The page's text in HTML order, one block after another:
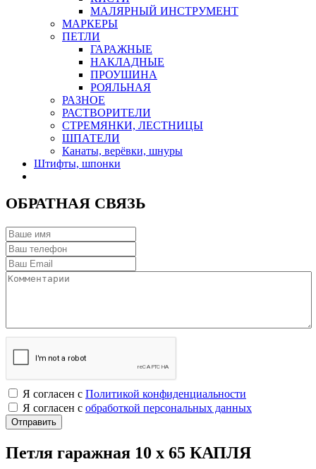
МАЛЯРНЫЙ ИНСТРУМЕНТ
МАРКЕРЫ
ПЕТЛИ
ГАРАЖНЫЕ
НАКЛАДНЫЕ
ПРОУШИНА
РОЯЛЬНАЯ
РАЗНОЕ
РАСТВОРИТЕЛИ
СТРЕМЯНКИ, ЛЕСТНИЦЫ
ШПАТЕЛИ
Канаты, верёвки, шнуры
Штифты, шпонки
ОБРАТНАЯ СВЯЗЬ
Я согласен с Политикой конфиденциальности
Я согласен с обработкой персональных данных
Петля гаражная 10 х 65 КАПЛЯ